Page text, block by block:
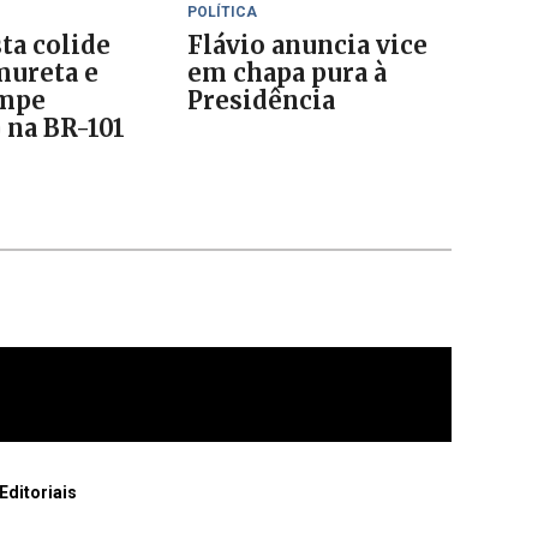
colide
e
BR-101
POLÍTICA
Flávio anuncia vice
em chapa pura à
Presidência